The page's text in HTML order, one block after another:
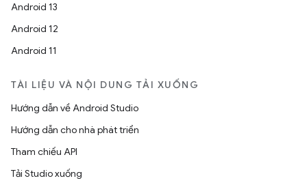
Android 13
Android 12
Android 11
TÀI LIỆU VÀ NỘI DUNG TẢI XUỐNG
Hướng dẫn về Android Studio
Hướng dẫn cho nhà phát triển
Tham chiếu API
Tải Studio xuống